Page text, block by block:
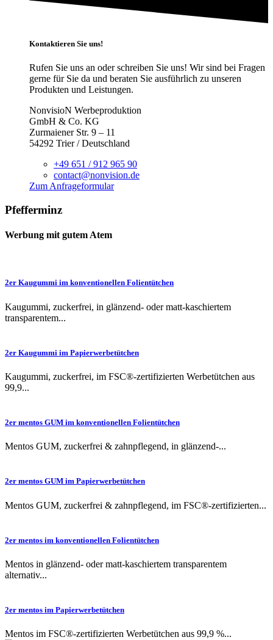
Kontaktieren Sie uns!
Rufen Sie uns an oder schreiben Sie uns! Wir sind bei Fragen
gerne für Sie da und beraten Sie ausführlich zu unseren
Produkten und Leistungen.
NonvisioN Werbeproduktion
GmbH & Co. KG
Zurmaiener Str. 9 – 11
54292 Trier / Deutschland
+49 651 / 912 965 90
contact@nonvision.de
Zum Anfrageformular
Pfefferminz
Werbung mit gutem Atem
2er Kaugummi im konventionellen Folientütchen
Kaugummi, zuckerfrei, in glänzend- oder matt-kaschiertem
transparentem...
2er Kaugummi im Papierwerbetütchen
Kaugummi, zuckerfrei, im FSC®-zertifizierten Werbetütchen aus
99,9...
2er mentos GUM im konventionellen Folientütchen
Mentos GUM, zuckerfrei & zahnpflegend, in glänzend-...
2er mentos GUM im Papierwerbetütchen
Mentos GUM, zuckerfrei & zahnpflegend, im FSC®-zertifizierten...
2er mentos im konventionellen Folientütchen
Mentos in glänzend- oder matt-kaschiertem transparentem
alternativ...
2er mentos im Papierwerbetütchen
Mentos im FSC®-zertifizierten Werbetütchen aus 99,9 %...